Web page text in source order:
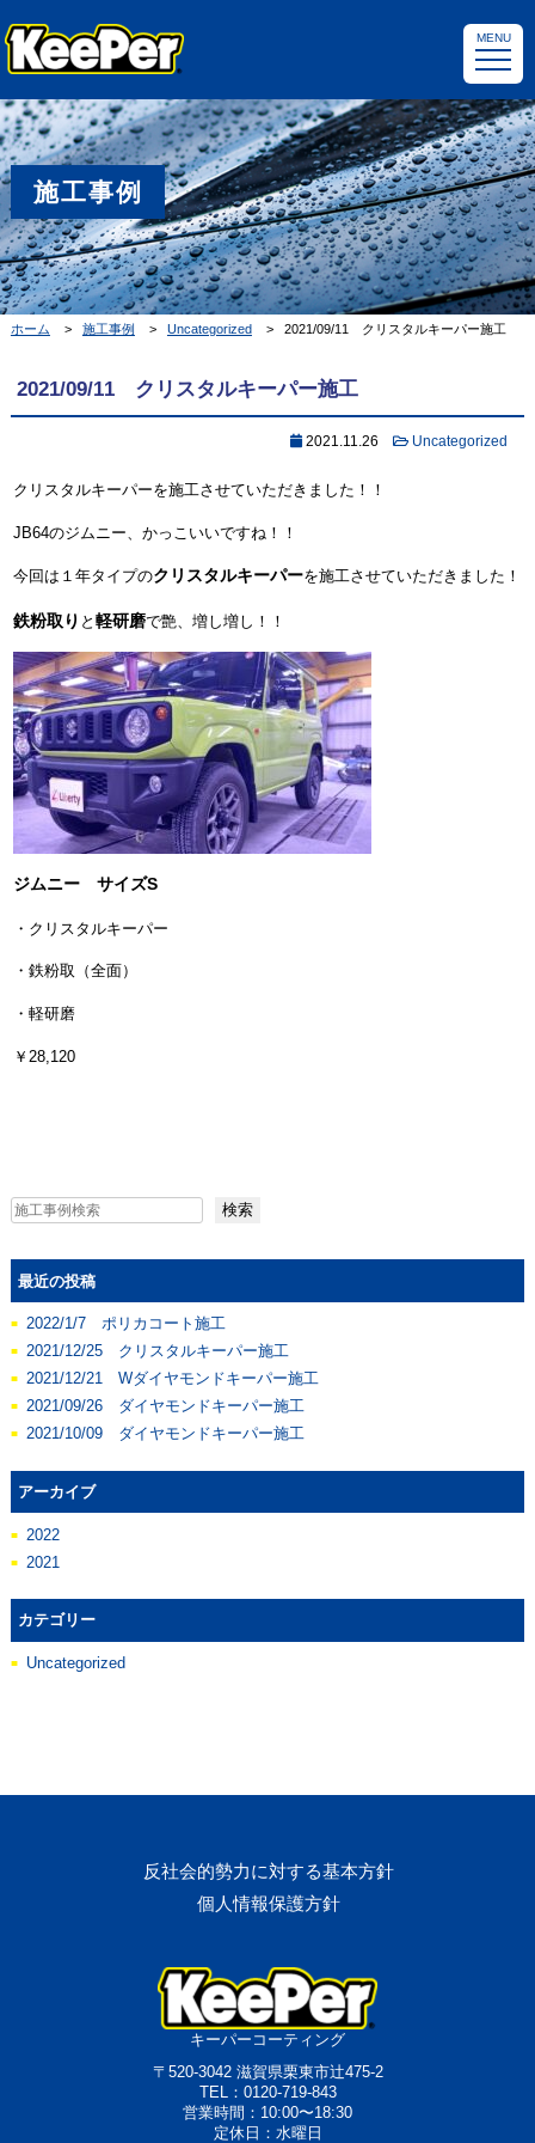
MENU
施工事例
ホーム 施工事例 Uncategorized 2021/09/11 クリスタルキーパー施工
2021/09/11 クリスタルキーパー施工
2021.11.26 Uncategorized
クリスタルキーパーを施工させていただきました！！
JB64のジムニー、かっこいいですね！！
今回は１年タイプのクリスタルキーパーを施工させていただきました！
鉄粉取り と 軽研磨で艶、増し増し！！
ジムニー サイズS
・クリスタルキーパー
・鉄粉取（全面）
・軽研磨
￥28,120
検索
最近の投稿
2022/1/7 ポリカコート施工
2021/12/25 クリスタルキーパー施工
2021/12/21 Wダイヤモンドキーパー施工
2021/09/26 ダイヤモンドキーパー施工
2021/10/09 ダイヤモンドキーパー施工
アーカイブ
2022
2021
カテゴリー
Uncategorized
反社会的勢力に対する基本方針
個人情報保護方針
キーパーコーティング
〒520-3042 滋賀県栗東市辻475-2
TEL：0120-719-843
営業時間：10:00〜18:30
定休日：水曜日